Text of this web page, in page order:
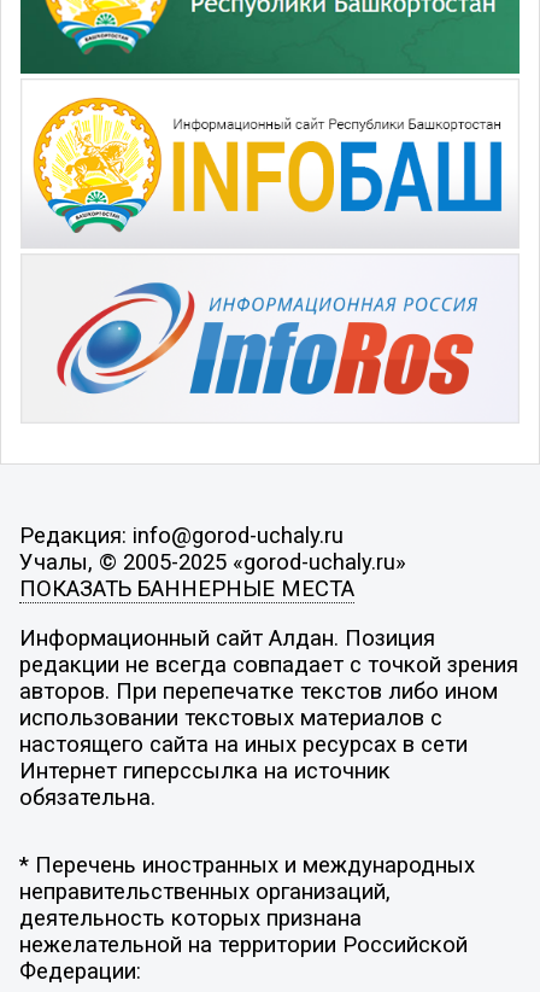
Редакция: info@gorod-uchaly.ru
Учалы, © 2005-2025 «gorod-uchaly.ru»
ПОКАЗАТЬ БАННЕРНЫЕ МЕСТА
Информационный сайт Алдан. Позиция
редакции не всегда совпадает с точкой зрения
авторов. При перепечатке текстов либо ином
использовании текстовых материалов с
настоящего сайта на иных ресурсах в сети
Интернет гиперссылка на источник
обязательна.
* Перечень иностранных и международных
неправительственных организаций,
деятельность которых признана
нежелательной на территории Российской
Федерации: